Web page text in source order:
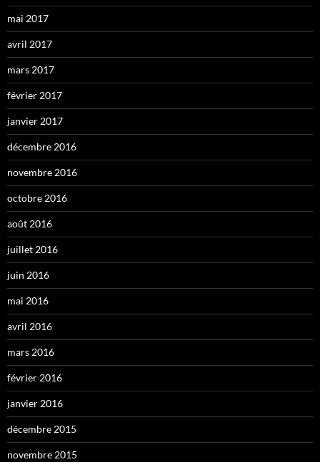
mai 2017
avril 2017
mars 2017
février 2017
janvier 2017
décembre 2016
novembre 2016
octobre 2016
août 2016
juillet 2016
juin 2016
mai 2016
avril 2016
mars 2016
février 2016
janvier 2016
décembre 2015
novembre 2015